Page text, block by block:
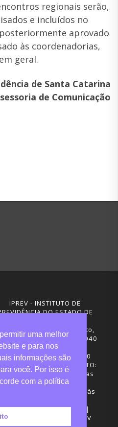
regionais serão,
e incluídos no
aprovado
às coordenadorias,
geral.
de Santa Catarina
de Comunicação
IPREV - INSTITUTO DE
DO ESTADO DE
Rua Visconde de Ouro Preto,
– Centro - CEP: 88020-040
Florianópolis - SC
Telefones: (48) 3665-4600
DE FUNCIONAMENTO:
de Atendimento: das
12h30 às 18h
administrativa: 7h30 às
Desenvolvimento: CIASC |
do conteúdo: IPREV
uma melhor
e para nos
informações são
você. Por isso é
com a política